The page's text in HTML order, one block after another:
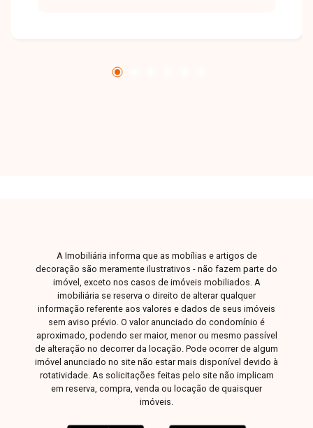
com armários planejados, equipada com
A Imobiliária informa que as mobílias e artigos de
decoração são meramente ilustrativos - não fazem parte do
imóvel, exceto nos casos de imóveis mobiliados. A
imobiliária se reserva o direito de alterar qualquer
informação referente aos valores e dados de seus imóveis
sem aviso prévio. O valor anunciado do condomínio é
aproximado, podendo ser maior, menor ou mesmo passível
de alteração no decorrer da locação. Pode ocorrer de algum
imóvel anunciado no site não estar mais disponível devido à
rotatividade. As solicitações feitas pelo site não implicam
em reserva, compra, venda ou locação de quaisquer
imóveis.